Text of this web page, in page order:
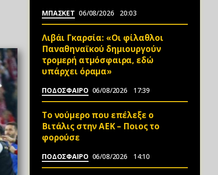
ΜΠΑΣΚΕΤ 06/08/2026 20:03
Λιβάι Γκαρσία: «Οι φίλαθλοι
Παναθηναϊκού δημιουργούν
τρομερή ατμόσφαιρα, εδώ
υπάρχει όραμα»
ΠΟΔΟΣΦΑΙΡΟ 06/08/2026 17:39
Το νούμερο που επέλεξε ο
Βιτάλις στην ΑΕΚ – Ποιος το
φορούσε
ΠΟΔΟΣΦΑΙΡΟ 06/08/2026 14:10